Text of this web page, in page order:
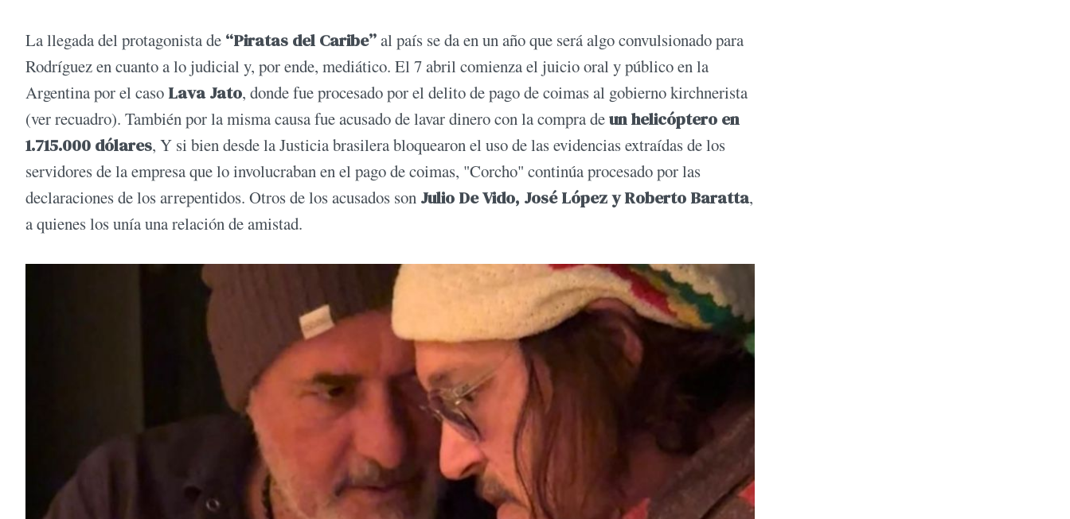
La llegada del protagonista de “Piratas del Caribe”al país se da en un año que será algo convulsionado para
Rodríguez en cuanto a lo judicial y, por ende, mediático. El 7 abril comienza el juicio oral y público en la
Argentina por el caso Lava Jato, donde fue procesado por el delito de pago de coimas al gobierno kirchnerista
(ver recuadro). También por la misma causa fue acusado de lavar dinero con la compra deun helicóptero en
1.715.000 dólares, Y si bien desde la Justicia brasilera bloquearon el uso de las evidencias extraídas de los
servidores de la empresa que lo involucraban en el pago de coimas, "Corcho" continúa procesado por las
declaraciones de los arrepentidos. Otros de los acusados son Julio De Vido, José López y Roberto Baratta,
a quienes los unía una relación de amistad.